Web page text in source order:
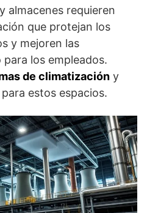
almacenes requieren
que protejan los
y mejoren las
los empleados.
de climatización y
estos espacios.